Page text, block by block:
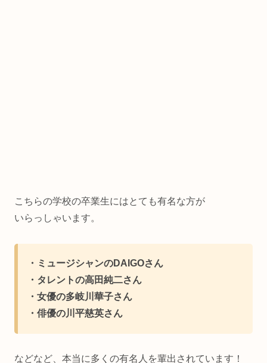
こちらの学校の卒業生にはとても有名な方が
いらっしゃいます。
・ミュージシャンのDAIGOさん
・タレントの高田純二さん
・女優の多岐川華子さん
・俳優の川平慈英さん
などなど、本当に多くの有名人を輩出されています！